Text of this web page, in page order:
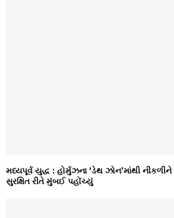
મધ્યપૂર્વ યુદ્ધ : હોર્મુઝના ‘ડેથ ઝોન’માંથી
સુરક્ષિત રીતે મુંબઈ પહોંચ્યું